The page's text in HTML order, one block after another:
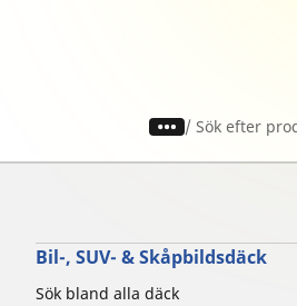
/ Sök efter
Bil-, SUV- & Skåpbildsdäck
Sök bland alla däck